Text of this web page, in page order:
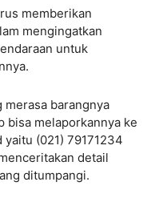
memberikan
mengingatkan
untuk
merasa barangnya
bisa melaporkannya ke
(021) 79171234
detail
ditumpangi.